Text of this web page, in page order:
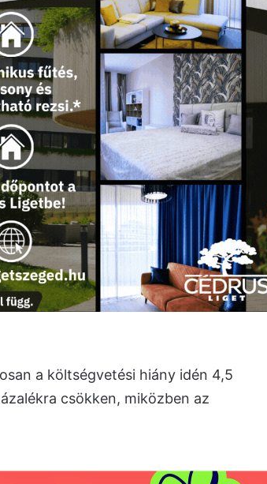
a költségvetési hiány idén 4,5
csökken, miközben az